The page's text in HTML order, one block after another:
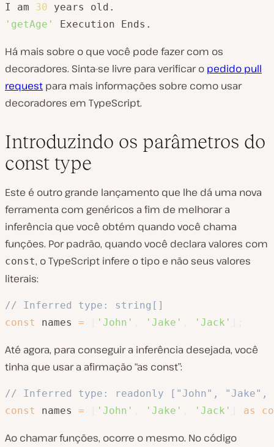
I am 30
'getAge'
Execution Ends.
Há mais sobre o que você pode fazer com os
decoradores. Sinta-se livre para verificar o pedido pull
request para mais informações sobre como usar
decoradores em TypeScript.
Introduzindo os parâmetros do
const type
Este é outro grande lançamento que lhe dá uma nova
ferramenta com genéricos a fim de melhorar a
inferência que você obtém quando você chama
funções. Por padrão, quando você declara valores com
const, o TypeScript infere o tipo e não seus valores
literais:
// Inferred type: string[]
const
names = 'John' 'Jake' 'Jack'
Até agora, para conseguir a inferência desejada, você
tinha que usar a afirmação “as const”:
// Inferred type: readonly ["John", "Jake",
const
names = 'John' 'Jake' 'Jack' as
Ao chamar funções, ocorre o mesmo. No código